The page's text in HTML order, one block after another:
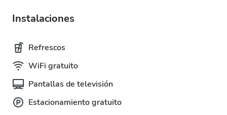
Instalaciones
Refrescos
WiFi gratuito
Pantallas de televisión
Estacionamiento gratuito